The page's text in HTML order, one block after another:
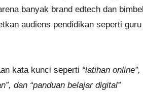
banyak brand edtech dan
audiens pendidikan seperti guru
kata kunci seperti “latihan online”,
dan “panduan belajar digital”